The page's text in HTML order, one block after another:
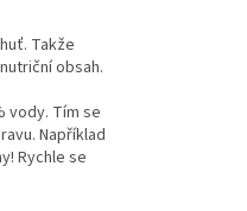
Takže
obsah.
vody. Tím se
Například
Rychle se